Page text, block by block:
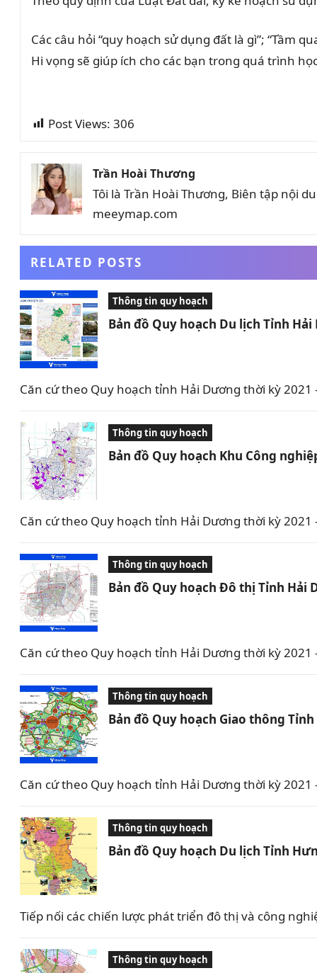
Các câu hỏi “quy hoạch sử dụng đất là gì”; “Tầm
Hi vọng sẽ giúp ích cho các bạn trong quá trình
Post Views: 306
Trần Hoài Thương
Tôi là Trần Hoài Thương, Biên tập nội
meeymap.com
RELATED POSTS
Thông tin quy hoạch
Bản đồ Quy hoạch Du lịch Tỉnh
Căn cứ theo Quy hoạch tỉnh Hải Dương thời kỳ
Thông tin quy hoạch
Bản đồ Quy hoạch Khu Công
Căn cứ theo Quy hoạch tỉnh Hải Dương thời kỳ
Thông tin quy hoạch
Bản đồ Quy hoạch Đô thị Tỉnh Hải
Căn cứ theo Quy hoạch tỉnh Hải Dương thời kỳ
Thông tin quy hoạch
Bản đồ Quy hoạch Giao thông
Căn cứ theo Quy hoạch tỉnh Hải Dương thời kỳ
Thông tin quy hoạch
Bản đồ Quy hoạch Du lịch Tỉnh
Tiếp nối các chiến lược phát triển đô thị và công
Thông tin quy hoạch